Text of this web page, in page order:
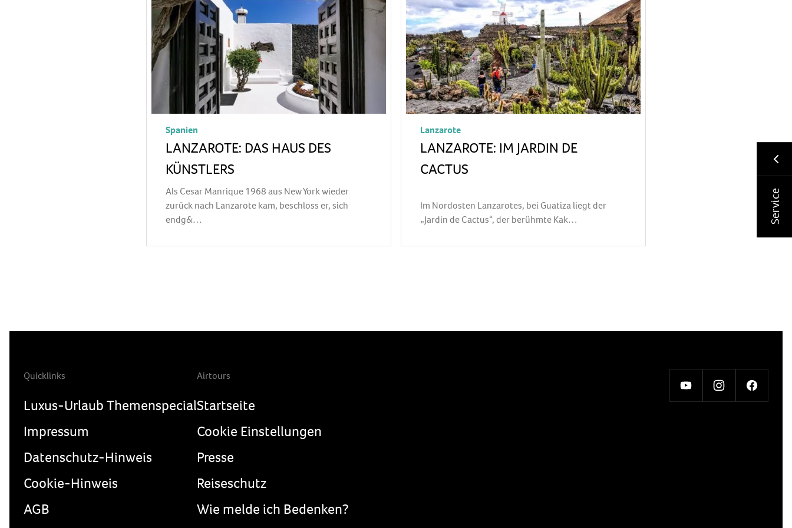
Service
Spanien
LANZAROTE: DAS HAUS DES
KÜNSTLERS
Als Cesar Manrique 1968 aus New York wieder
zurück nach Lanzarote kam, beschloss er, sich
endg&…
Lanzarote
LANZAROTE: IM JARDIN DE
CACTUS
Im Nordosten Lanzarotes, bei Guatiza liegt der
„Jardin de Cactus“, der berühmte Kak…
Quicklinks
Luxus-Urlaub Themenspecial
Impressum
Datenschutz-Hinweis
Cookie-Hinweis
AGB
Airtours
Startseite
Cookie Einstellungen
Presse
Reiseschutz
Wie melde ich Bedenken?